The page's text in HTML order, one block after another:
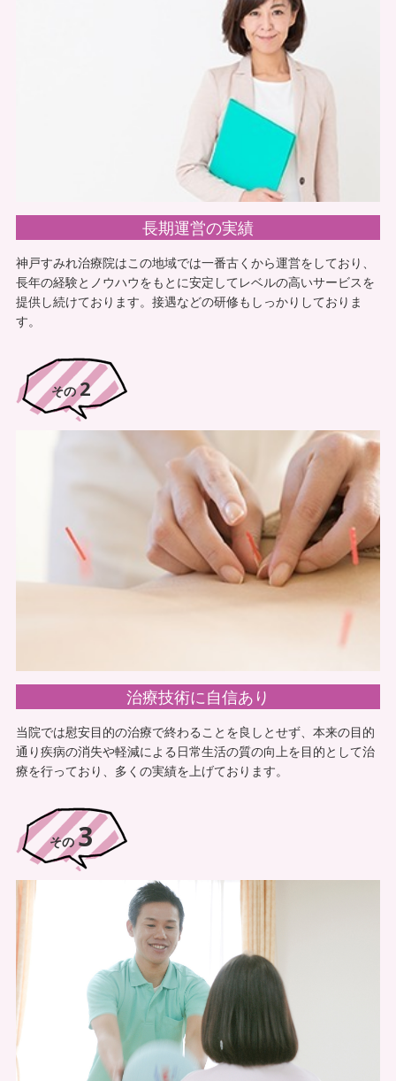
長期運営の実績
神戸すみれ治療院はこの地域では一番古くから運営をしており、
長年の経験とノウハウをもとに安定してレベルの高いサービスを
提供し続けております。接遇などの研修もしっかりしておりま
す。
その2
治療技術に自信あり
当院では慰安目的の治療で終わることを良しとせず、本来の目的
通り疾病の消失や軽減による日常生活の質の向上を目的として治
療を行っており、多くの実績を上げております。
その3
により良いものを提供できるよう共に進んでまいりた
いと思います。どうぞよろしくお願い致します。
すみれ治療院から一言
鍼灸リハビリマッサージはもちろんトレーニングや歩
行に対する知識や技術も豊富に持っております。
同じ時間に同時施術も可能です。
ケアハウス
25名（20名ご利用中）
私どもの施設は、ある入居者様が入所前から自宅に来
ていただいていたという訪問鍼灸マッサージの方が治
療にこられていましたので、制度自体は知っていまし
た。
したのですが、なかなか施術時間のタイミングが合わ
ず、その時に以前チラシを頂いていたすみれさんにお
願いしたのがきっかけです。
入居者様によって食事の時間やレクリエーション、入
浴日などが各々あり、施術時間のタイミングが難しい
入居者様もいらっしゃるのですが、すみれさんは個別
にしっかり対応してくれ施設としても利用者様のニー
ズに応えることが出来てとてもありがたく思っていま